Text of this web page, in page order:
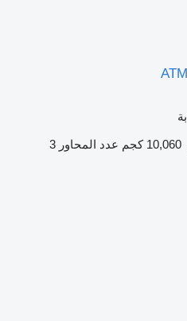
10,060 كجم عدد المحاور 3